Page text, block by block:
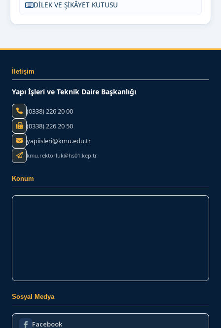
DİLEK VE ŞİKÂYET KUTUSU
İletişim
Yapı İşleri ve Teknik Daire Başkanlığı
(0338) 226 20 00
(0338) 226 20 50
yapiisleri@kmu.edu.tr
kmu.rektorluk@hs01.kep.tr
Konum
Sosyal Medya
Facebook